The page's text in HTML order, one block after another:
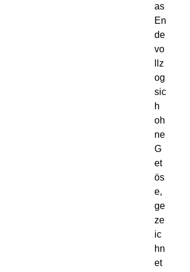
as
En
de
vo
llz
og
sic
h
oh
ne
G
et
ös
e,
ge
ze
ic
hn
et